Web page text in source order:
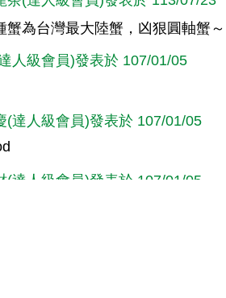
蟹為台灣最大陸蟹，凶狠圓軸蟹～
人級會員)發表於 107/01/05
(達人級會員)發表於 107/01/05
(達人級會員)發表於 107/01/05